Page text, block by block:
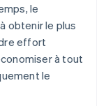
le
obtenir le plus
effort
à tout
le